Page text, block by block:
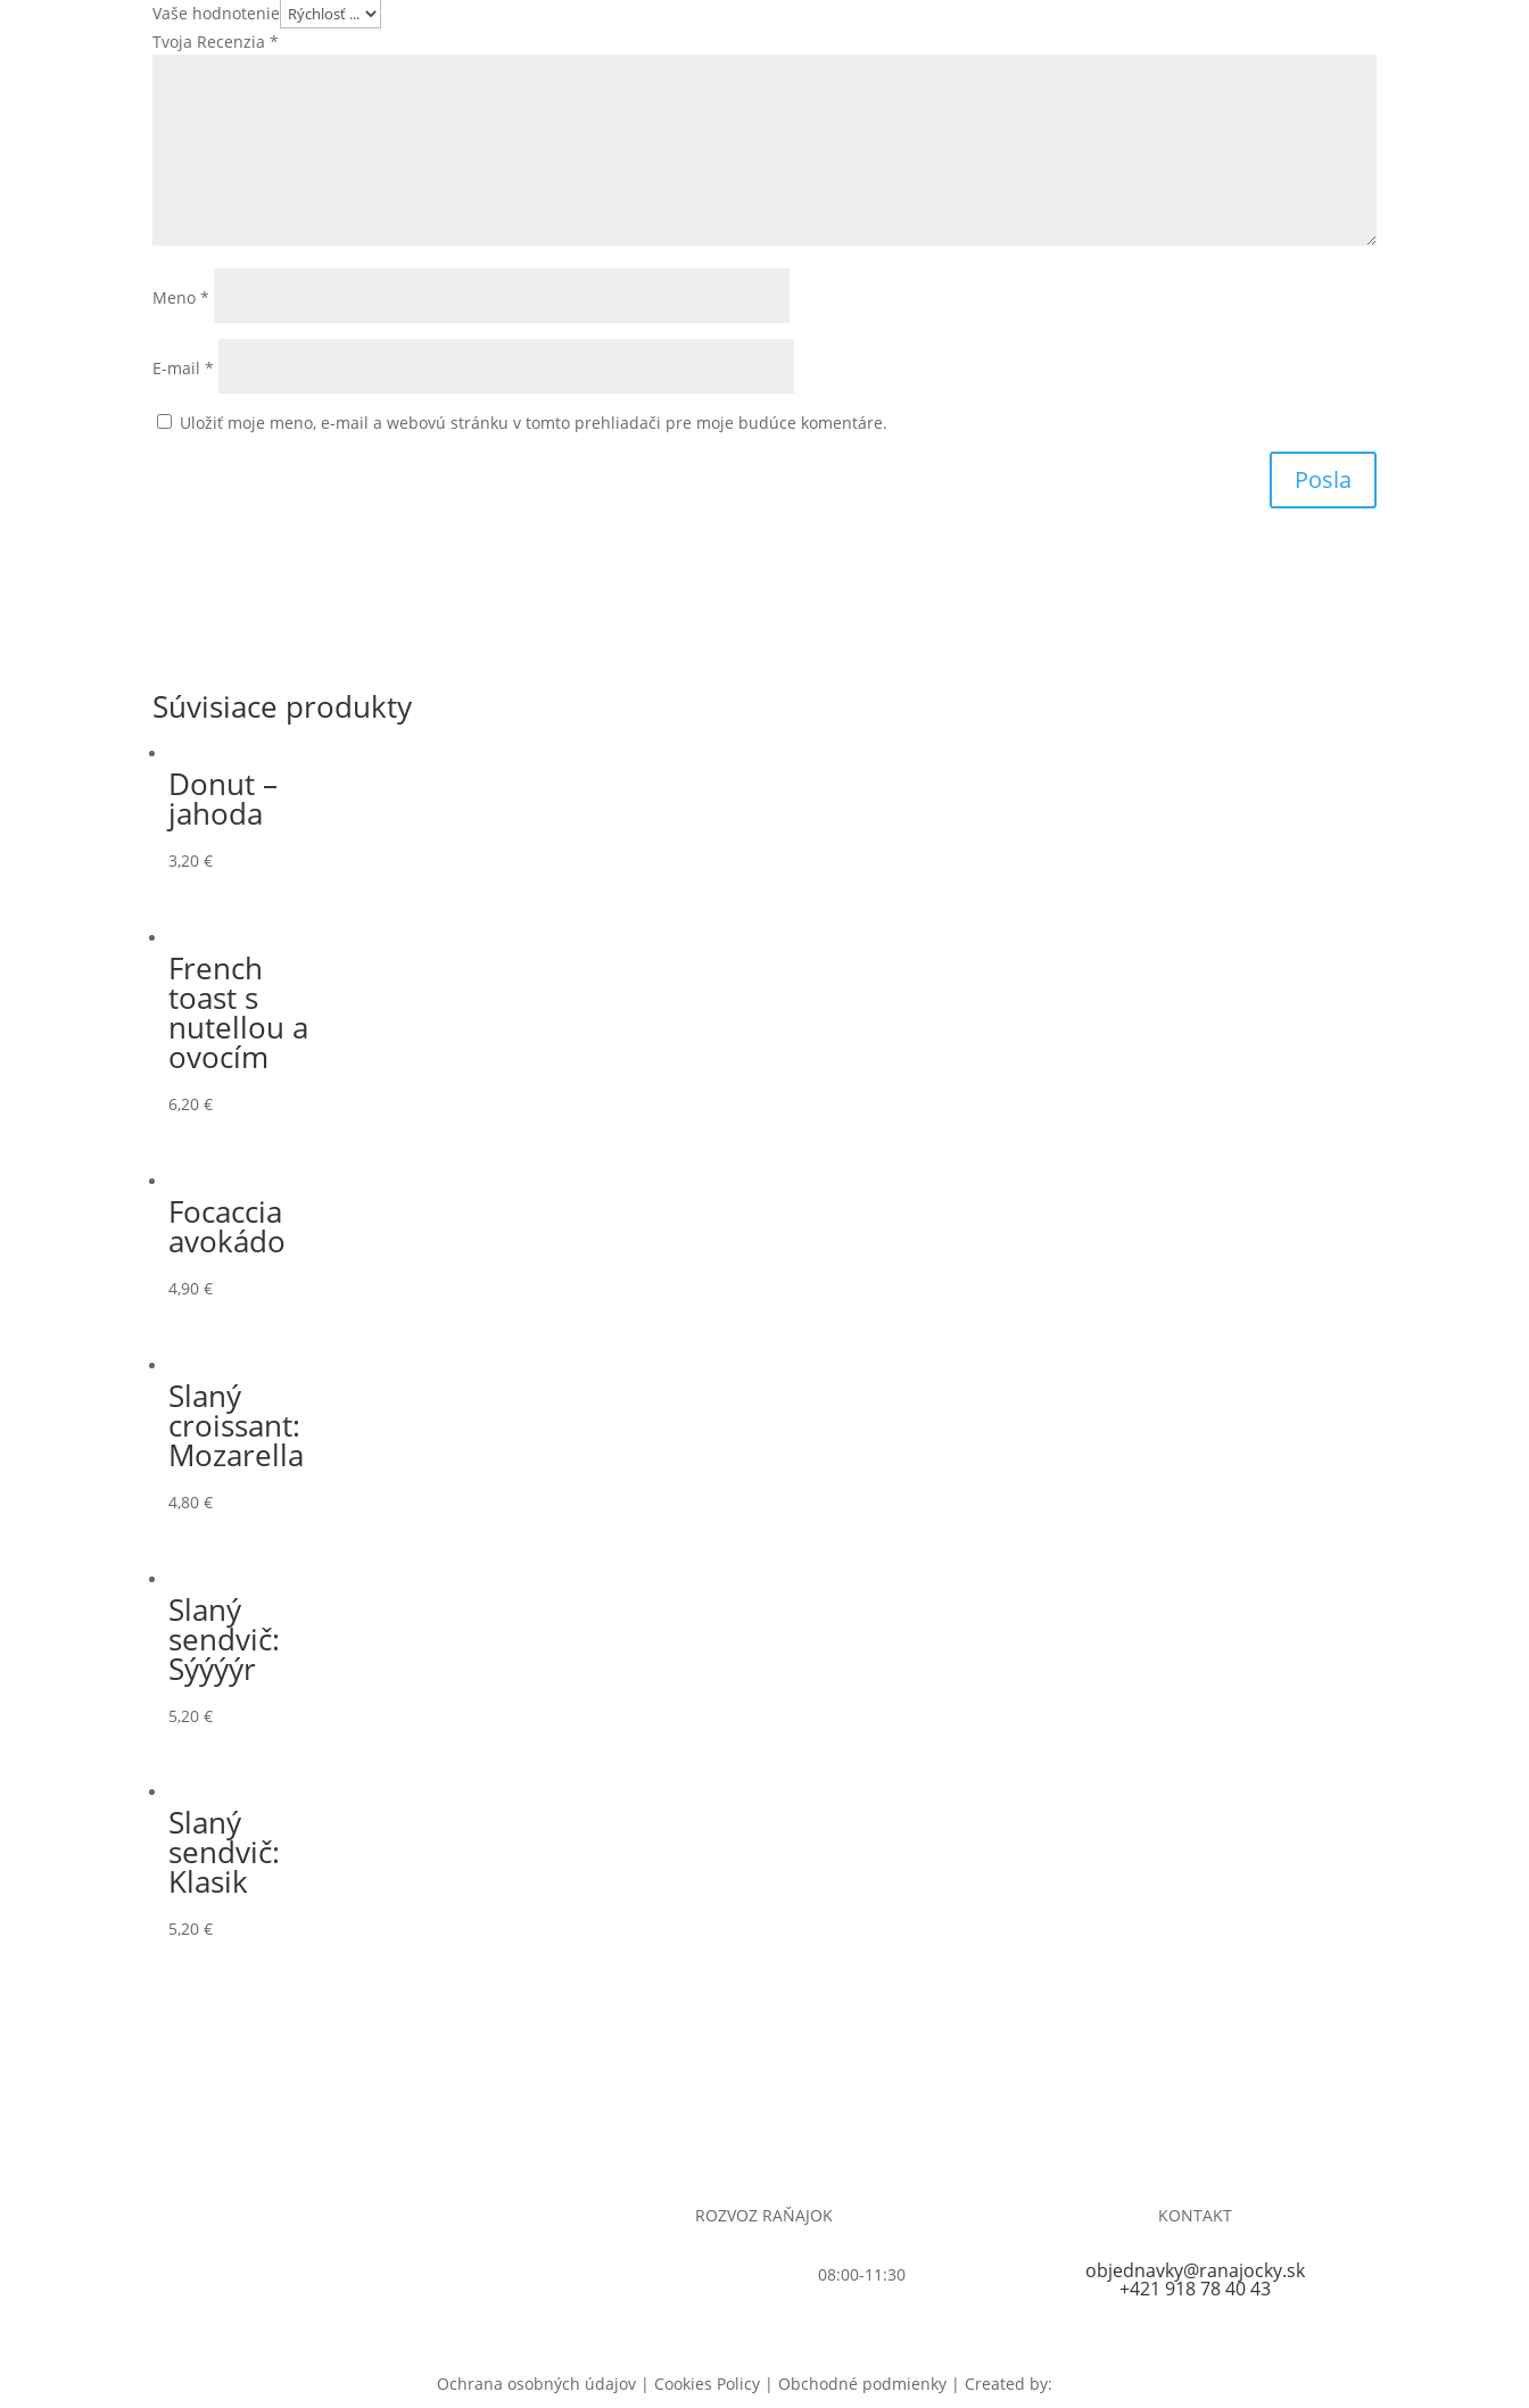
Vaše hodnotenie
Tvoja Recenzia*
Meno*
E-mail*
Uložiť moje meno, e-mail a webovú stránku v tomto prehliadači pre moje budúce komentáre.
Posla
Súvisiace produkty
Donut –
jahoda
3,20€
French
toast s
nutellou a
ovocím
6,20€
Focaccia
avokádo
4,90€
Slaný
croissant:
Mozarella
4,80€
Slaný
sendvič:
Sýýýýr
5,20€
Slaný
sendvič:
Klasik
5,20€
ROZVOZ RAŇAJOK
08:00-11:30
KONTAKT
objednavky@ranajocky.sk
+421 918 78 40 43
Ochrana osobných údajov | Cookies Policy | Obchodné podmienky | Created by: